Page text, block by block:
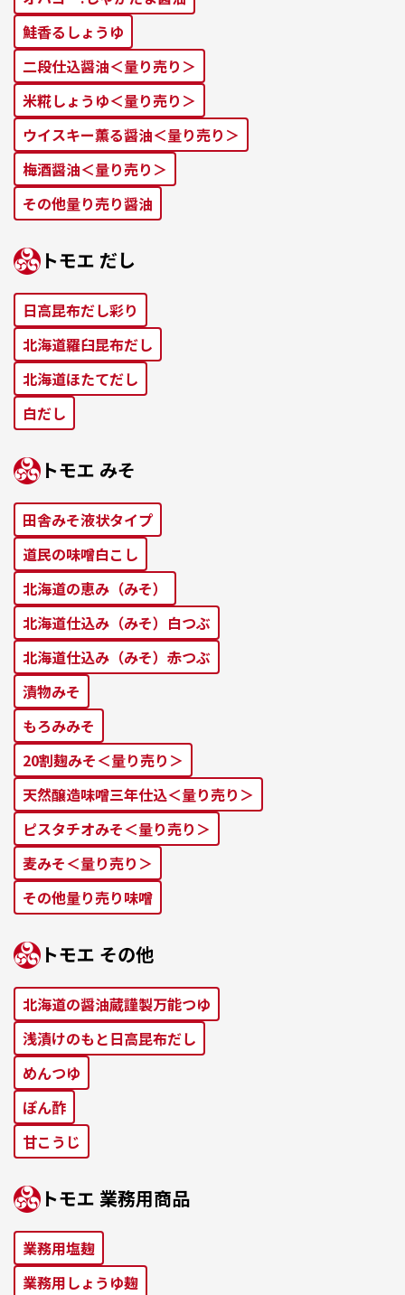
鮭⾹るしょうゆ
二段仕込醤油＜量り売り＞
米糀しょうゆ＜量り売り＞
ウイスキー薫る醤油＜量り売り＞
梅酒醤油＜量り売り＞
その他量り売り醤油
トモエ だし
⽇⾼昆布だし彩り
北海道羅⾅昆布だし
北海道ほたてだし
⽩だし
トモエ みそ
田舎みそ液状タイプ
道⺠の味噌⽩こし
北海道の恵み（みそ）
北海道仕込み（みそ）⽩つぶ
北海道仕込み（みそ）⾚つぶ
漬物みそ
もろみみそ
20割麹みそ＜量り売り＞
天然醸造味噌三年仕込＜量り売り＞
ピスタチオみそ＜量り売り＞
麦みそ＜量り売り＞
その他量り売り味噌
トモエ その他
北海道の醤油蔵謹製万能つゆ
浅漬けのもと⽇⾼昆布だし
めんつゆ
ぽん酢
⽢こうじ
トモエ 業務⽤商品
業務⽤塩麹
業務⽤しょうゆ麹